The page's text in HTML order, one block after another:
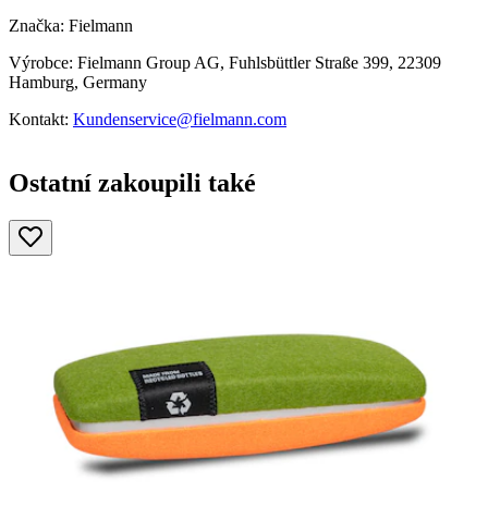
Značka: Fielmann
Výrobce: Fielmann Group AG, Fuhlsbüttler Straße 399, 22309
Hamburg, Germany
Kontakt: Kundenservice@fielmann.com
Ostatní zakoupili také